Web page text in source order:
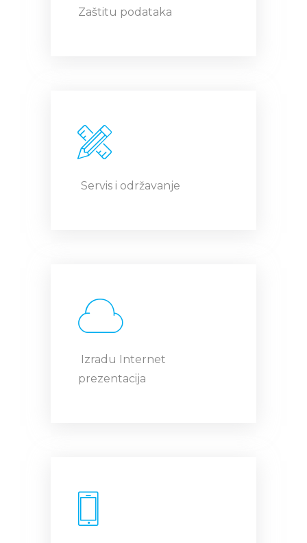
Zaštitu podataka
Servis i održavanje
Izradu Internet
prezentacija